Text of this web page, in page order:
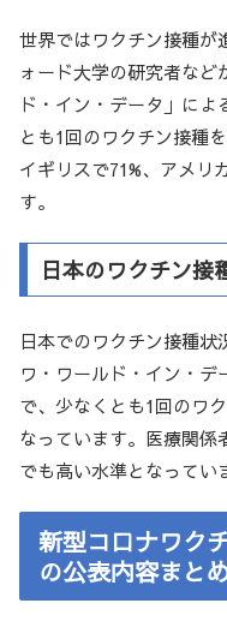
世界ではワクチン接種が
ォード大学の研究者な
ド・イン・データ」によ
とも1回のワクチン接種
イギリスで71%、アメリ
す。
日本のワクチン接
日本でのワクチン接種
ワ・ワールド・イン・デ
で、少なくとも1回のワ
なっています。医療関係
でも高い水準となってい
新型コロナワク
の公表内容まと